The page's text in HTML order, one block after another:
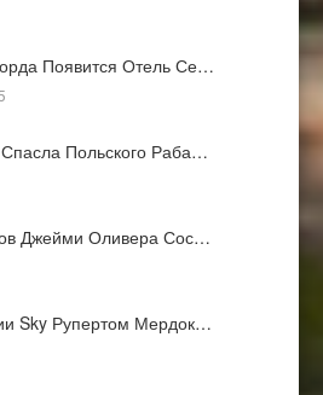
Появится Отель Се…
Польского Раба…
Джейми Оливера Сос…
Sky Рупертом Мердок…